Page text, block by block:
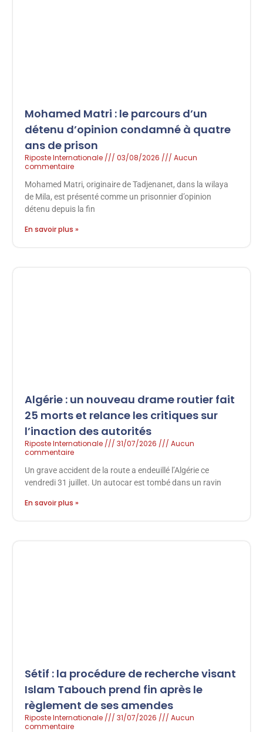
Mohamed Matri : le parcours d’un
détenu d’opinion condamné à quatre
ans de prison
Riposte Internationale 03/08/2026
Aucun
commentaire
Mohamed Matri, originaire de Tadjenanet, dans la wilaya
de Mila, est présenté comme un prisonnier d’opinion
détenu depuis la fin
En savoir plus »
Algérie : un nouveau drame routier fait
25 morts et relance les critiques sur
l’inaction des autorités
Riposte Internationale 31/07/2026
Aucun
commentaire
Un grave accident de la route a endeuillé l’Algérie ce
vendredi 31 juillet. Un autocar est tombé dans un ravin
En savoir plus »
Sétif : la procédure de recherche visant
Islam Tabouch prend fin après le
règlement de ses amendes
Riposte Internationale 31/07/2026
Aucun
commentaire